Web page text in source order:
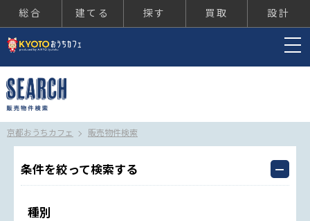
総合 建てる 探す 買取 設計
京都おうちカフェ 販売物件検索
条件を絞って検索する
種別